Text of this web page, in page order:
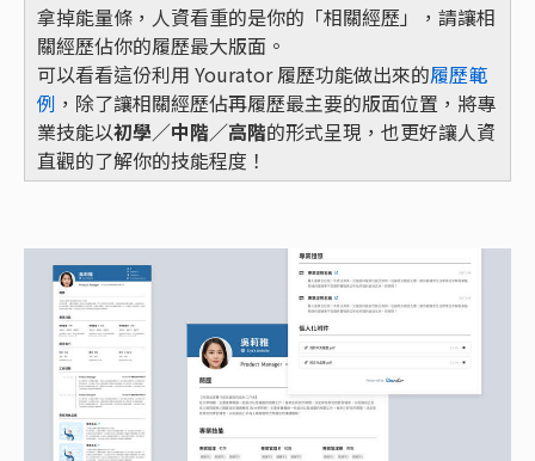
拿掉能量條，人資看重的是你的「相關經歷」，請讓相
關經歷佔你的履歷最大版面。
可以看看這份利用 Yourator 履歷功能做出來的履歷範
例 ，除了讓相關經歷佔再履歷最主要的版面位置，將專
業技能以初學／中階／高階的形式呈現，也更好讓人資
直觀的了解你的技能程度！